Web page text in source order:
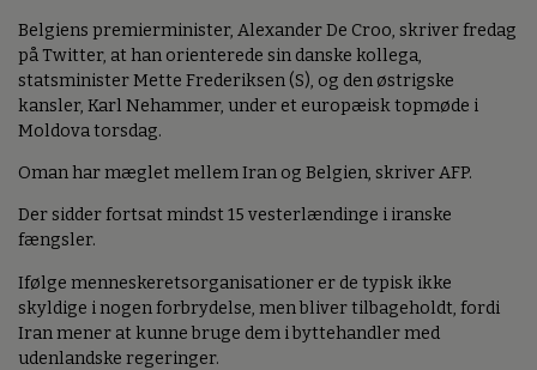
Belgiens premierminister, Alexander De Croo, skriver fredag
på Twitter, at han orienterede sin danske kollega,
statsminister Mette Frederiksen (S), og den østrigske
kansler, Karl Nehammer, under et europæisk topmøde i
Moldova torsdag.
Oman har mæglet mellem Iran og Belgien, skriver AFP.
Der sidder fortsat mindst 15 vesterlændinge i iranske
fængsler.
Ifølge menneskeretsorganisationer er de typisk ikke
skyldige i nogen forbrydelse, men bliver tilbageholdt, fordi
Iran mener at kunne bruge dem i byttehandler med
udenlandske regeringer.